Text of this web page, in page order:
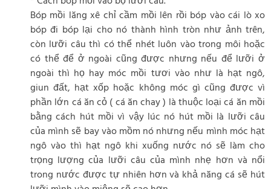
Bóp mồi lăng xê chỉ cầm mồi lên rồi bóp vào cái lò xo
bóp đi bóp lại cho nó thành hình tròn như ảnh trên,
còn lưỡi câu thì có thể nhét luôn vào trong môi hoặc
có thể để ở ngoài cũng được nhưng nếu để lưỡi ở
ngoài thì họ hay móc mồi tươi vào như là hạt ngô,
giun đất, hạt xốp hoặc không móc gì cũng được vì
phần lớn cá ăn cỏ ( cá ăn chay ) là thuộc loại cá ăn mồi
bằng cách hút mồi vì vậy lúc nó hút mồi là lưỡi câu
của mình sẽ bay vào mồm nó nhưng nếu mình móc hạt
ngô vào thì hạt ngô khi xuống nước nó sẽ làm cho
trọng lượng của lưỡi câu của mình nhẹ hơn và nổi
trong nước được tự nhiên hơn và khả năng cá sẽ hút